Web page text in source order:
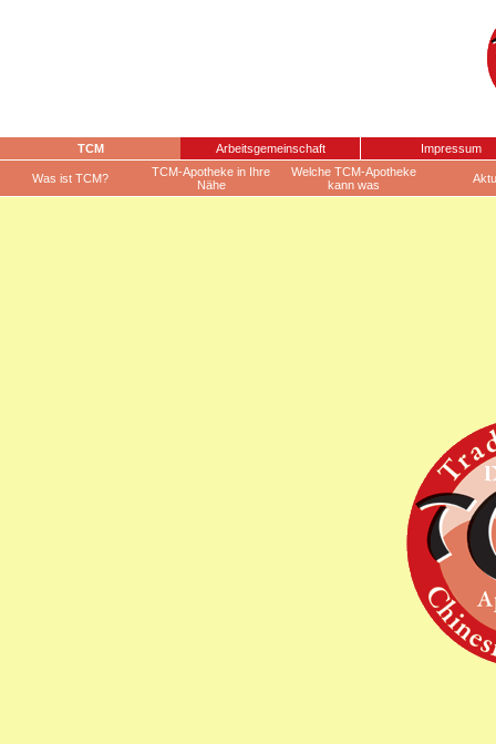
TCM Arbeitsgemeinschaft Impressum
Was ist TCM?
TCM-Apotheke in Ihre
Nähe
Welche TCM-Apotheke
kann was